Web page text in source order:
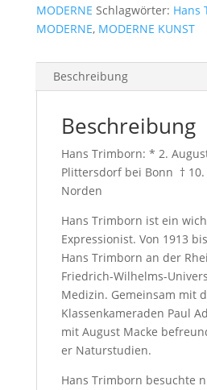
MODERNE Schlagwörter: Hans
MODERNE, MODERNE KUNST
Beschreibung
Beschreibung
Hans Trimborn: * 2.
Plittersdorf bei Bonn † 10.
Norden
Hans Trimborn ist ein
Expressionist. Von 1913
Hans Trimborn an der
Friedrich-Wilhelms-
Medizin. Gemeinsam mit
Klassenkameraden Paul
mit August Macke
er Naturstudien.
Hans Trimborn besuchte